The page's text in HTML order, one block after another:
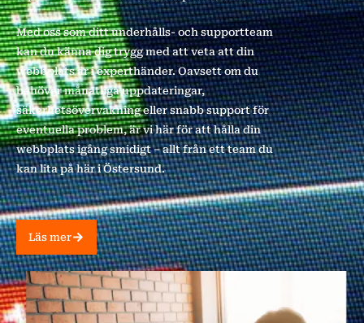
Med oss som ditt underhålls- och supportteam
kan du känna dig trygg med att veta att din
webbplats är i experthänder. Oavsett om du
behöver månatliga uppdateringar,
säkerhetsövervakning eller snabb support för
eventuella problem, är vi här för att hålla din
webbplats igång smidigt – allt från ett team du
kan lita på här i Östersund.
Läs mer